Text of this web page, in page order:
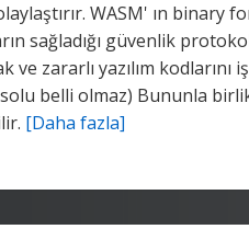
WASM' ın binary
sağladığı güvenlik
ve zararlı yazılım
belli olmaz) Bununla
[Daha fazla]